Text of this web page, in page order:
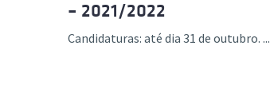
– 2021/2022
Candidaturas: até dia 31 de outubro. ...